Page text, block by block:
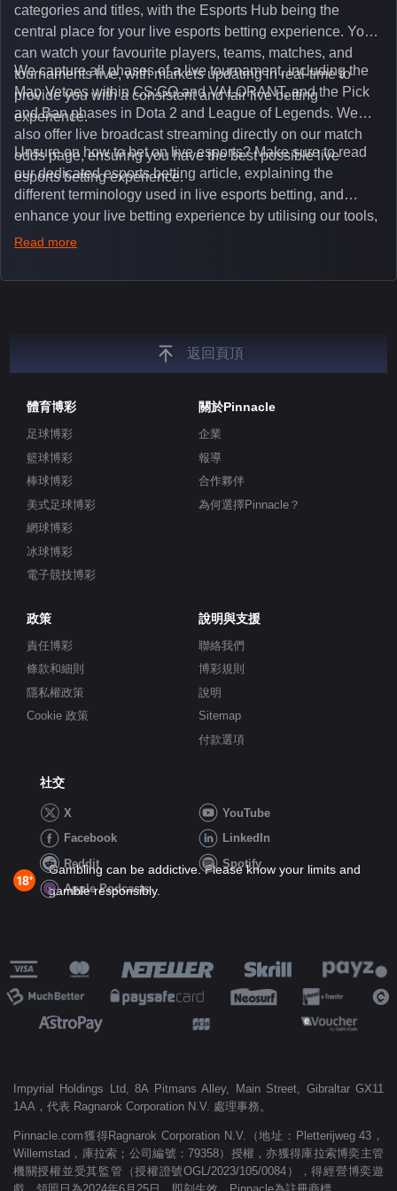
categories and titles, with the Esports Hub being the
central place for your live esports betting experience. You
can watch your favourite players, teams, matches, and
tournaments live, with markets updating in real-time to
provide you with a consistent and fair live betting
experience.
We capture all phases of a live tournament, including the
Map Vetoes within CS:GO and VALORANT, and the Pick
and Ban phases in Dota 2 and League of Legends. We
also offer live broadcast streaming directly on our match
odds page, ensuring you have the best possible live
esports betting experience.
Unsure on how to bet on live esports? Make sure to read
our dedicated esports betting article, explaining the
different terminology used in live esports betting, and
enhance your live betting experience by utilising our tools,
such as integrated live broadcasts, match and round
unique insights on the latest esports events.
Read more
返回頁頂
體育博彩
足球博彩
籃球博彩
棒球博彩
美式足球博彩
網球博彩
冰球博彩
電子競技博彩
關於Pinnacle
企業
報導
合作夥伴
為何選擇Pinnacle？
政策
責任博彩
條款和細則
隱私權政策
Cookie 政策
說明與支援
聯絡我們
博彩規則
說明
Sitemap
付款選項
社交
X
YouTube
Facebook
LinkedIn
Reddit
Spotify
Apple Podcasts
Gambling can be addictive. Please know your limits and
gamble responsibly.
Impyrial Holdings Ltd, 8A Pitmans Alley, Main Street, Gibraltar GX11
1AA，代表 Ragnarok Corporation N.V. 處理事務。
Pinnacle.com獲得Ragnarok Corporation N.V.（地址：Pletterijweg 43，
Willemstad，庫拉索；公司編號：79358）授權，亦獲得庫拉索博奕主管
機關授權並受其監管（授權證號OGL/2023/105/0084），得經營博奕遊